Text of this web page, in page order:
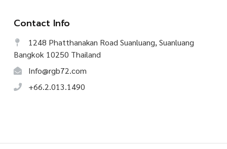
Contact Info
1248 Phatthanakan Road Suanluang, Suanluang
Bangkok 10250 Thailand
Info@rgb72.com
+66.2.013.1490